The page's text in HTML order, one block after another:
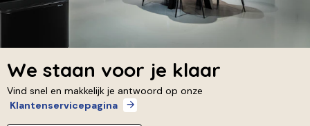
We staan voor je klaar
Vind snel en makkelijk je antwoord op onze
Klantenservicepagina